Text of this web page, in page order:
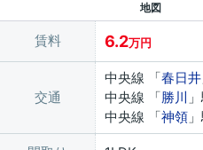
地図
賃料 6.2万円
交通
中央線 「春日井
中央線 「勝川
中央線 「神領